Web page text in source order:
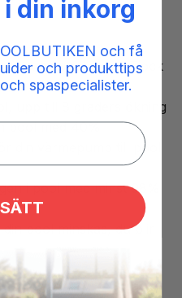
till rund pool 6,4m. Tjock
Vill du ha maximal
upp till 8 graders ökning
pool med 40%
din värmepump till pool
i pool med minst 98%
pool minskas, du blir
din inkorg
och få
och produkttips
spaspecialister.